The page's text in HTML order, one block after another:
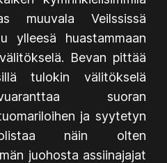
muuvala Veilssissä
ylleesä huastammaan
Bevan pittää
tulokin välitökselä
suoran
ja syytetyn
näin olten
juohosta assiinajajat